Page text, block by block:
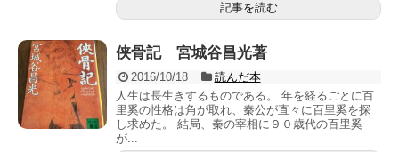
記事を読む
侠骨記 宮城谷昌光著
2016/10/18
読んだ本
人生は長生きするものである。 年を経るごとに百
里奚の性格は角が取れ、秦公が直々に百里奚を探
し求めた。 結局、秦の宰相に９０歳代の百里奚
が...